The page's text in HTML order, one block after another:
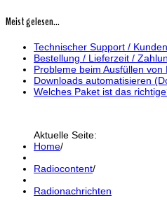
Meist gelesen...
Technischer Support /
Bestellung / Lieferzeit /
Probleme beim Ausfüllen
Downloads automatisieren
Welches Paket ist das
Aktuelle Seite:
Home/
Radiocontent/
Radionachrichten